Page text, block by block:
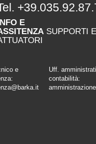
E
SUPPORTI E
e
Uff.
contabilità: